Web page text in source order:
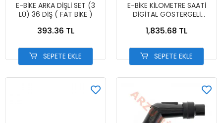
E-BİKE ARKA DİŞLİ SET (3
LÜ) 36 DİŞ ( FAT BİKE )
393.36 TL
SEPETE EKLE
E-BİKE KİLOMETRE SAATİ
DİGİTAL GÖSTERGELİ
1,835.68 TL
SEPETE EKLE